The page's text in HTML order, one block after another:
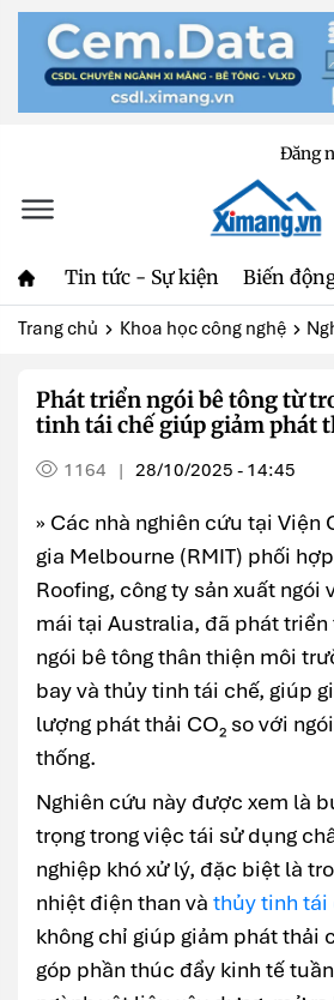
Đăng
Tin tức - Sự kiện Biến
Trang chủ Khoa học công nghệ
Phát triển ngói bê tông từ
tinh tái chế giúp giảm phát
1164 | 28/10/2025 - 14:45
» Các nhà nghiên cứu tại Viện
gia Melbourne (RMIT) phối
Roofing, công ty sản xuất ngói
mái tại Australia, đã phát triển
ngói bê tông thân thiện môi
bay và thủy tinh tái chế, giúp
lượng phát thải CO₂ so với
thống.
Nghiên cứu này được xem là
trọng trong việc tái sử dụng
nghiệp khó xử lý, đặc biệt là
nhiệt điện than và thủy tinh tái
không chỉ giúp giảm phát thải
góp phần thúc đẩy kinh tế